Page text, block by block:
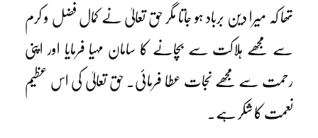
تھا کہ میرا دین برباد ہو جاتا مگر حق تعالیٰ نے کمال فضل و کرم
سے مجھے ہلاکت سے بچانے کا سامان مہیا فرمایا اور اپنی
رحمت سے مجھے نجات عطا فرمائی۔ حق تعالیٰ کی اس عظیم
نعمت کا شکر ہے۔